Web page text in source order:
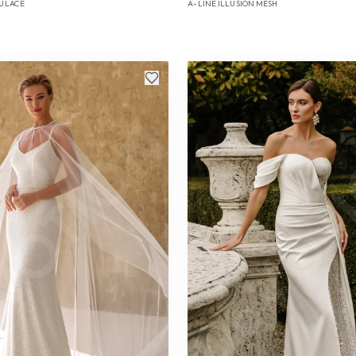
·LACE A-LINE·ILLUSION·MESH